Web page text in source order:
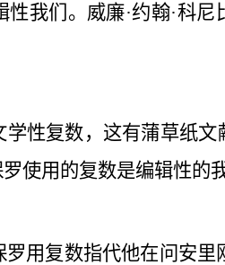
性我们 。威廉·约翰·科尼
性复数，这有蒲草纸文
使用的复数是编辑性的
用复数指代他在问安里